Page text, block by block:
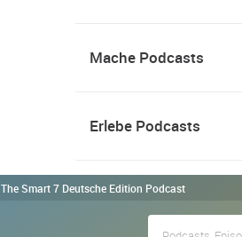
Mache Podcasts
Erlebe Podcasts
The Smart 7 Deutsche Edition Podcast